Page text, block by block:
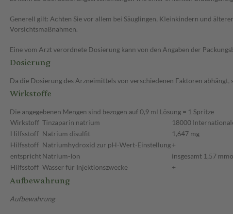
Generell gilt: Achten Sie vor allem bei Säuglingen, Kleinkindern und
Vorsichtsmaßnahmen.
Eine vom Arzt verordnete Dosierung kann von den Angaben der
Dosierung
Da die Dosierung des Arzneimittels von verschiedenen Faktoren
Wirkstoffe
Die angegebenen Mengen sind bezogen auf 0,9 ml Lösung = 1 Spritze
Wirkstoff Tinzaparin natrium
18000
Hilfsstoff Natrium disulfit
1,647 mg
Hilfsstoff Natriumhydroxid zur pH-Wert-Einstellung+
entsprichtNatrium-Ion
insgesamt 1,57
Hilfsstoff Wasser für Injektionszwecke +
Aufbewahrung
Aufbewahrung